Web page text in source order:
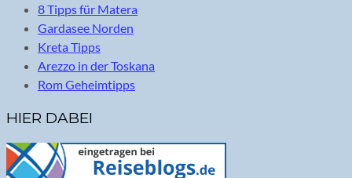
8 Tipps für Matera
Gardasee Norden
Kreta Tipps
Arezzo in der Toskana
Rom Geheimtipps
HIER DABEI